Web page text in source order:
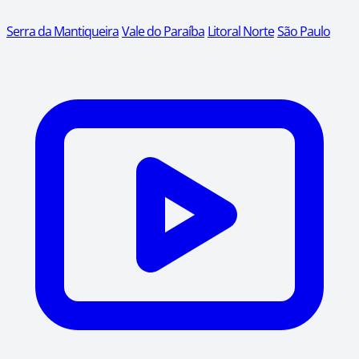
Serra da MantiqueiraVale do Paraíba Litoral NorteSão Paulo